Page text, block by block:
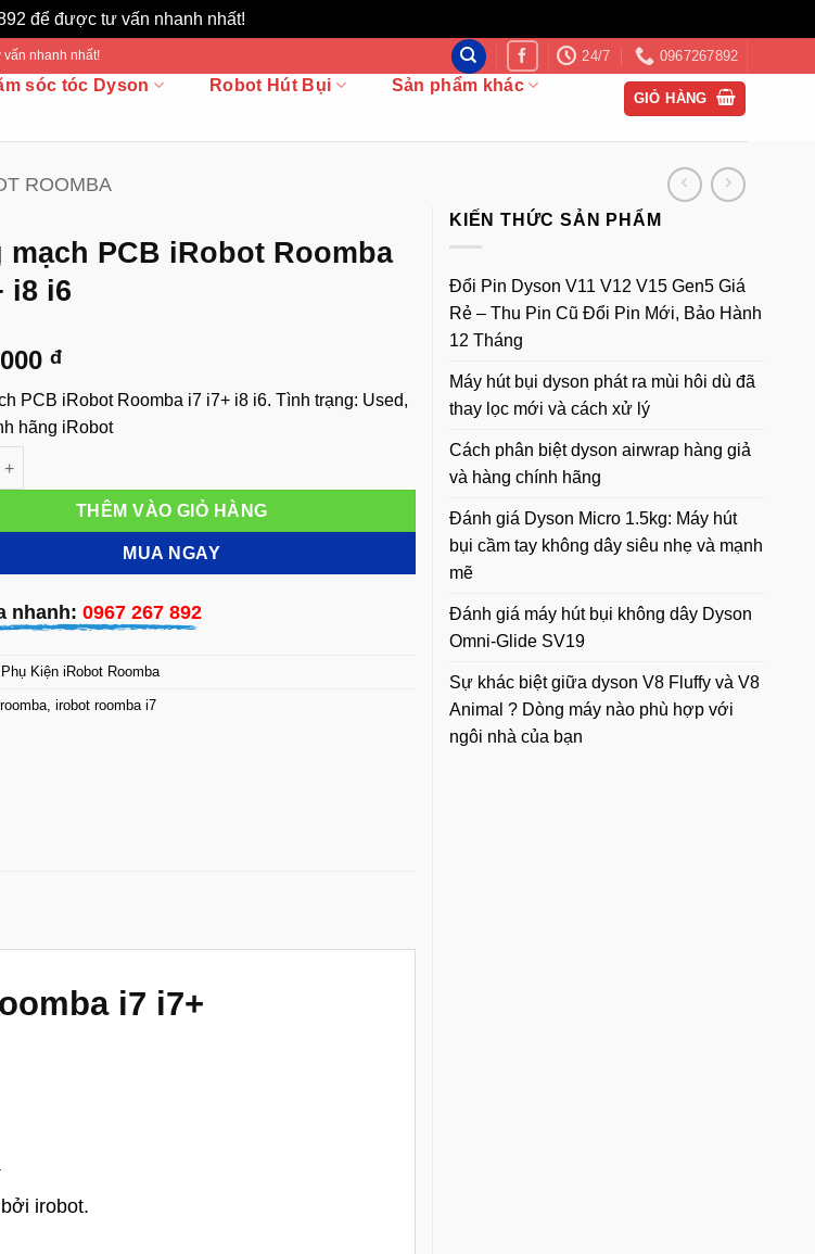
để được tư vấn nhanh nhất!
nhanh nhất! 24/7 0967267892
sóc tóc Dyson Robot Hút Bụi
Sản phẩm khác
GIỎ HÀNG
ROOMBA
KIẾN THỨC SẢN PHẨM
Đổi Pin Dyson V11 V12 V15 Gen5 Giá
Rẻ – Thu Pin Cũ Đổi Pin Mới, Bảo Hành
12 Tháng
Máy hút bụi dyson phát ra mùi hôi dù đã
thay lọc mới và cách xử lý
Cách phân biệt dyson airwrap hàng giả
và hàng chính hãng
Đánh giá Dyson Micro 1.5kg: Máy hút
bụi cầm tay không dây siêu nhẹ và mạnh
mẽ
Đánh giá máy hút bụi không dây Dyson
Omni-Glide SV19
Sự khác biệt giữa dyson V8 Fluffy và V8
Animal ? Dòng máy nào phù hợp với
ngôi nhà của bạn
mạch PCB iRobot Roomba
i8 i6
đ
PCB iRobot Roomba i7 i7+ i8 i6. Tình trạng: Used,
hãng iRobot
PCB iRobot Roomba i7 i7+ i8 i6 số lượng
THÊM VÀO GIỎ HÀNG
MUA NGAY
nhanh: 0967 267 892
Phụ Kiện iRobot Roomba
, irobot roomba i7
i7 i7+
irobot.